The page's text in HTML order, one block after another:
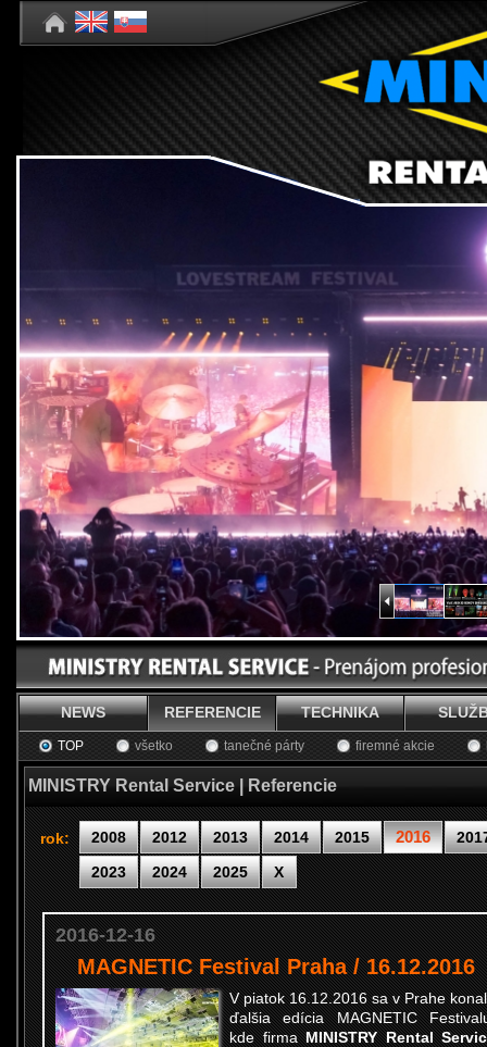
NEWS REFERENCIE TECHNIKA
TOP všetko tanečné párty firemné akcie
MINISTRY Rental Service | Referencie
rok: 2008 2012 2013 2014 2015 2016
2023
2024 2025 X
2016-12-16
MAGNETIC Festival Praha / 16.12.2016
V piatok 16.12.2016 sa v Prahe
ďalšia edícia MAGNETIC
kde firmaMINISTRY Rental